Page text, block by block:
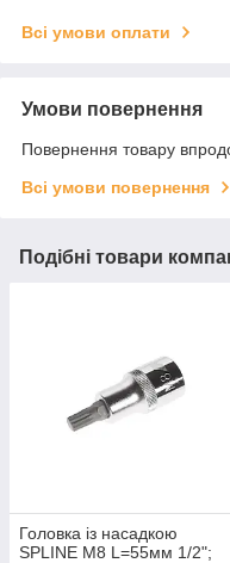
Всі умови оплати
Умови повернення
Повернення товару
Всі умови повернення
Подібні товари
Головка із насадкою
SPLINE M8 L=55мм 1/2";